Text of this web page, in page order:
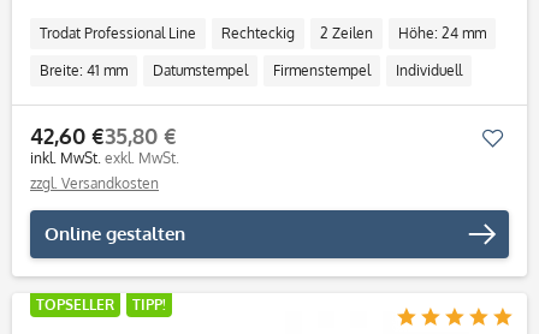
Trodat Professional Line Rechteckig 2 Zeilen Höhe: 24 mm
Breite: 41 mm Datumstempel Firmenstempel Individuell
42,60 €
inkl. MwSt.
35,80 €
exkl. MwSt.
zzgl. Versandkosten
Online gestalten
TOPSELLER TIPP!